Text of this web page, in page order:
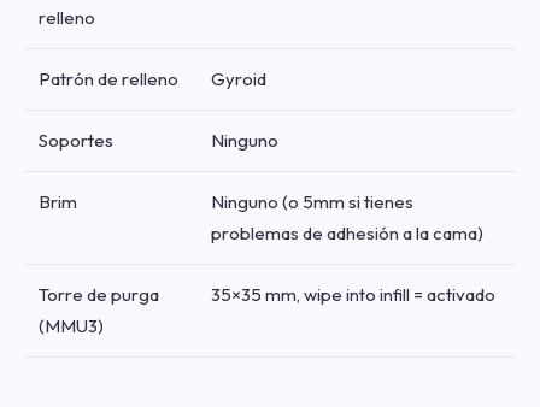
relleno
Patrón de relleno Gyroid
Soportes Ninguno
Brim
Ninguno (o 5mm si tienes
problemas de adhesión a la cama)
Torre de purga
(MMU3)
35×35 mm, wipe into infill = activado